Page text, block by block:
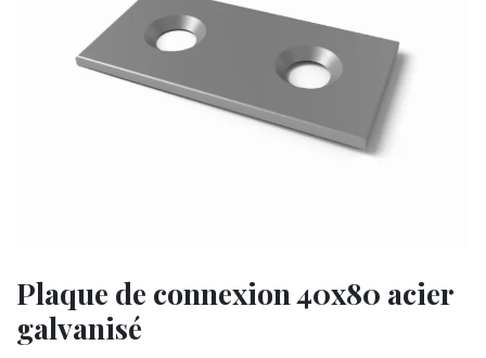
Plaque de connexion 40x80 acier
galvanisé